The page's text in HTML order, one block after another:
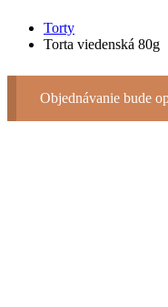
Torty
Torta viedenská 80g
Objednávanie bude